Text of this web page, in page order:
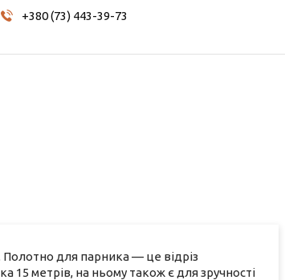
+380 (73) 443-39-73
для парника — це відріз
15 метрів, на ньому також є для зручності